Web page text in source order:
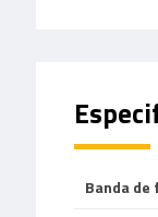
Banda